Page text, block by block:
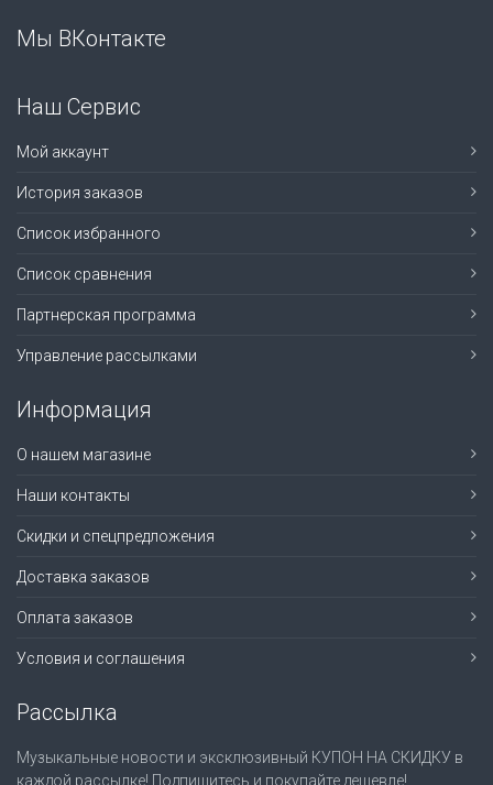
Мы ВКонтакте
Наш Сервис
Мой аккаунт
История заказов
Список избранного
Список сравнения
Партнерская программа
Управление рассылками
Информация
О нашем магазине
Наши контакты
Скидки и спецпредложения
Доставка заказов
Оплата заказов
Условия и соглашения
Рассылка
Музыкальные новости и эксклюзивный КУПОН НА СКИДКУ в
каждой рассылке! Подпишитесь и покупайте дешевле!